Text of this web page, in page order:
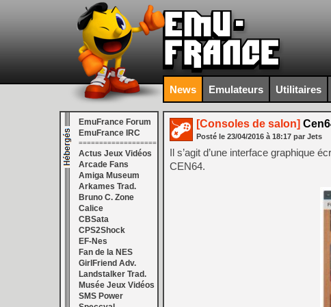
News Emulateurs Utilitaires
EmuFrance Forum
EmuFrance IRC
===================
Actus Jeux Vidéos
Arcade Fans
Amiga Museum
Arkames Trad.
Bruno C. Zone
Calice
CBSata
CPS2Shock
EF-Nes
Fan de la NES
GirlFriend Adv.
Landstalker Trad.
Musée Jeux Vidéos
SMS Power
[Consoles de salon]
Posté le 23/04/2016 à 18:17 par Jets
Il s’agit d’une interface graphique
CEN64.